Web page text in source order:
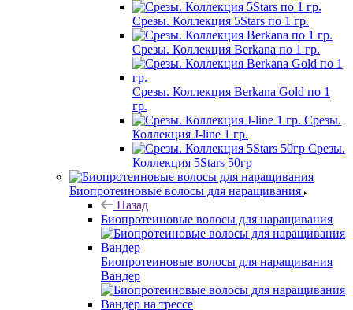
Срезы. Коллекция 5Stars по 1 гр.
Срезы. Коллекция Berkana по 1 гр.
Срезы. Коллекция Berkana Gold по 1
гр.
Срезы.
Коллекция J-line 1 гр.
Срезы.
Коллекция 5Stars 50гр
Биопротеиновые волосы для наращивания
Назад
Биопротеиновые волосы для наращивания
Биопротеиновые волосы для наращивания
Вандер